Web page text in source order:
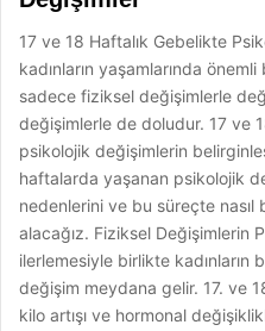
17 ve 18 Haftalık Gebelikte
kadınların yaşamlarında
sadece fiziksel değişimlerle
değişimlerle de doludur. 17 ve
psikolojik değişimlerin
haftalarda yaşanan psikolojik
nedenlerini ve bu süreçte nasıl
alacağız. Fiziksel Değişimlerin
ilerlemesiyle birlikte
değişim meydana gelir. 17. ve
kilo artışı ve hormonal